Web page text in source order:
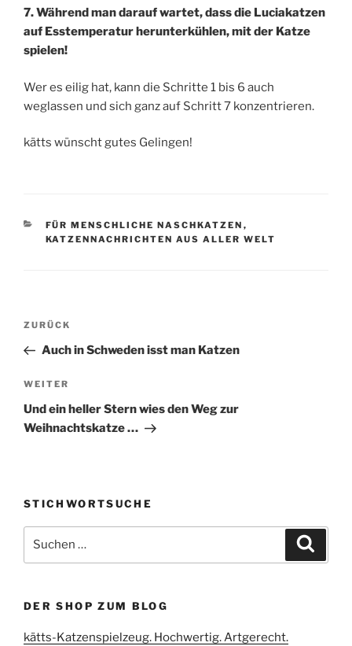
7. Während man darauf wartet, dass die Luciakatzen
auf Esstemperatur herunterkühlen, mit der Katze
spielen!
Wer es eilig hat, kann die Schritte 1 bis 6 auch
weglassen und sich ganz auf Schritt 7 konzentrieren.
kätts wünscht gutes Gelingen!
KATEGORIEN
FÜR MENSCHLICHE NASCHKATZEN ,
KATZENNACHRICHTEN AUS ALLER WELT
Beitragsnavigation
Vorheriger
Beitrag
ZURÜCK
Auch in Schweden isst man Katzen
Nächster
Beitrag
WEITER
Und ein heller Stern wies den Weg zur
Weihnachtskatze …
STICHWORTSUCHE
nach:
DER SHOP ZUM BLOG
kätts-Katzenspielzeug. Hochwertig. Artgerecht.